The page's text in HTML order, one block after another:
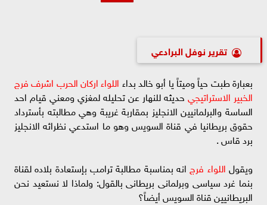
تقرير نوفل البرادعي
بعبارة طبت حياً وميتاً يا أبو خالد بداء اللواء اركان الحرب اشرف فرج
الخبير الاستراتيجي حديثه للنهار عن تحليله لمغزي ومعني قيام احد
الساسة والبرلمانيين الانجليز بمقاربة غريبة وهي مطالبته بأسترداد
حقوق بريطانيا في قناة السويس وهو ما استدعي نظرائه الانجليز
برد قاس .
ويقول اللواء فرجانه بمناسبة مطالبة ترامب بإستعادة بلاده لقناة
بنما غرد سياسى وبرلمانى بريطانى بالقول: ولماذا لا نستعيد نحن
البريطانيين قناة السويس أيضاً؟